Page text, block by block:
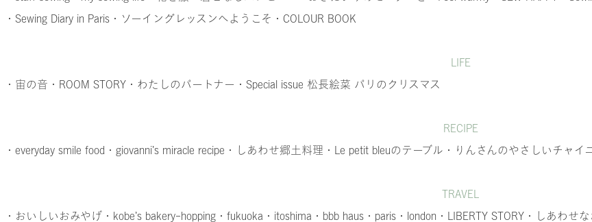
・Sewing Diary in Paris ・ソーイングレッスンへようこそ ・COLOUR BOOK
LIFE
・宙の音 ・ROOM STORY ・わたしのパートナー ・Special issue 松長絵菜 パリのクリスマス
RECIPE
・everyday smile food ・giovanni’s miracle recipe ・しあわせ郷土料理 ・Le petit bleuのテーブル ・りんさんのやさしいチャイ
TRAVEL
・おいしいおみやげ ・kobe’s bakery-hopping ・fukuoka ・itoshima ・bbb haus ・paris ・london ・LIBERTY STORY ・しあわせ